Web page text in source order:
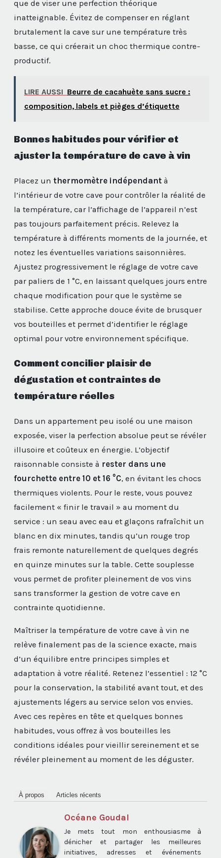
que de viser une perfection théorique
inatteignable. Évitez de compenser en réglant
brutalement la cave sur une température très
basse, ce qui créerait un choc thermique contre-
productif.
LIRE AUSSI Beurre de cacahuète sans sucre :
composition, labels et pièges d’étiquette
Bonnes habitudes pour vérifier et
ajuster la température de cave à vin
Placez un thermomètre indépendant à
l’intérieur de votre cave pour contrôler la réalité de
la température, car l’affichage de l’appareil n’est
pas toujours parfaitement précis. Relevez la
température à différents moments de la journée, et
notez les éventuelles variations saisonnières.
Ajustez progressivement le réglage de votre cave
par paliers de 1 °C, en laissant quelques jours entre
chaque modification pour que le système se
stabilise. Cette approche douce évite de brusquer
vos bouteilles et permet d’identifier le réglage
optimal pour votre environnement spécifique.
Comment concilier plaisir de
dégustation et contraintes de
température réelles
Dans un appartement peu isolé ou une maison
exposée, viser la perfection absolue peut se révéler
illusoire et coûteux en énergie. L’objectif
raisonnable consiste à rester dans une
fourchette entre 10 et 16 °C, en évitant les chocs
thermiques violents. Pour le reste, vous pouvez
facilement « finir le travail » au moment du
service : un seau avec eau et glaçons rafraîchit un
blanc en dix minutes, tandis qu’un rouge trop
frais remonte naturellement de quelques degrés
en quinze minutes sur la table. Cette souplesse
vous permet de profiter pleinement de vos vins
sans transformer la gestion de votre cave en
contrainte quotidienne.
Maîtriser la température de votre cave à vin ne
relève finalement pas de la science exacte, mais
d’un équilibre entre principes simples et
adaptation à votre réalité. Retenez l’essentiel : 12 °C
pour la conservation, la stabilité avant tout, et des
ajustements légers au service selon vos envies.
Avec ces repères en tête et quelques bonnes
habitudes, vous offrez à vos bouteilles les
conditions idéales pour vieillir sereinement et se
révéler pleinement au moment de les déguster.
À propos Articles récents
Océane Goudal
Je mets tout mon enthousiasme à
dénicher et partager les meilleures
initiatives, adresses et événements